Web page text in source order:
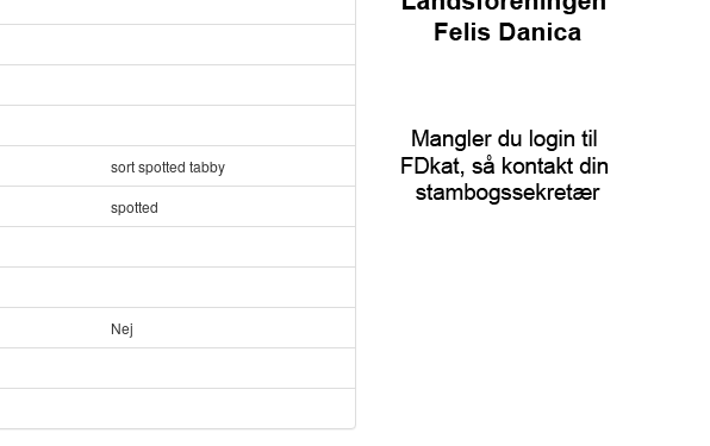
sort spotted tabby
spotted
Nej